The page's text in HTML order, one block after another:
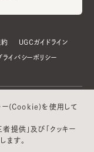
約 UGCガイドライン
ライバシーポリシー
ー(Cookie)を使用して
提供」及び「クッキー
ます。